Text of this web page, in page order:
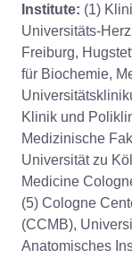
Institute: (1)
Universitäts-
Freiburg,
für Biochemie,
Klinik und
Medizinische
Universität zu
Medicine
(5) Cologne
(CCMB),
Anatomisches